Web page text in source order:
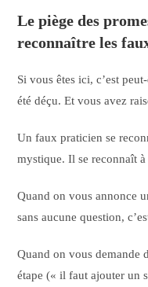
Le piège des
reconnaître les
Si vous êtes ici, c’est
été déçu. Et vous avez
Un faux praticien se
mystique. Il se reconnaît
Quand on vous annonce
sans aucune question,
Quand on vous demande
étape (« il faut ajouter un